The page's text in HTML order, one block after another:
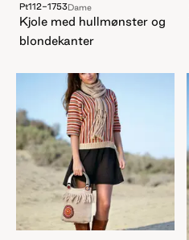
Pt112-1753Dame
Kjole med hullmønster og
blondekanter